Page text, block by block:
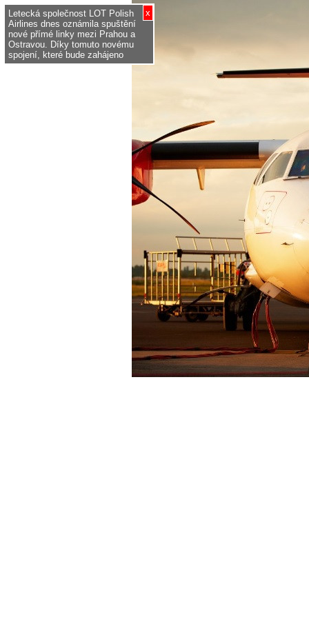
x
Letecká společnost LOT Polish
Airlines dnes oznámila spuštění
nové přímé linky mezi Prahou a
Ostravou. Díky tomuto novému
spojení, které bude zahájeno